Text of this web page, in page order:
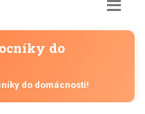
do
do domácnosti!